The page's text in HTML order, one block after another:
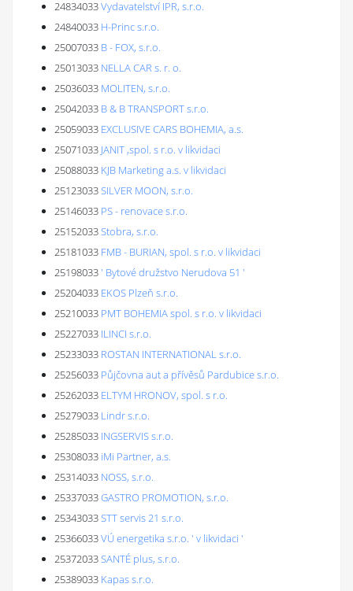
24834033Vydavatelství IPR, s.r.o.
24840033 H-Princ s.r.o.
25007033 B - FOX, s.r.o.
25013033 NELLA CAR s. r. o.
25036033 MOLITEN, s.r.o.
25042033 B & B TRANSPORT s.r.o.
25059033 EXCLUSIVE CARS BOHEMIA, a.s.
25071033 JANIT ,spol. s r.o. v likvidaci
25088033 KJB Marketing a.s. v likvidaci
25123033SILVER MOON, s.r.o.
25146033 PS - renovace s.r.o.
25152033Stobra, s.r.o.
25181033 FMB - BURIAN, spol. s r.o. v likvidaci
25198033' Bytové družstvo Nerudova 51 '
25204033 EKOS Plzeň s.r.o.
25210033 PMT BOHEMIA spol. s r.o. v likvidaci
25227033 ILINCI s.r.o.
25233033 ROSTAN INTERNATIONAL s.r.o.
25256033 Půjčovna aut a přívěsů Pardubice s.r.o.
25262033 ELTYM HRONOV, spol. s r.o.
25279033 Lindr s.r.o.
25285033 INGSERVIS s.r.o.
25308033 iMi Partner, a.s.
25314033 NOSS, s.r.o.
25337033GASTRO PROMOTION, s.r.o.
25343033STT servis 21 s.r.o.
25366033VÚ energetika s.r.o. ' v likvidaci '
25372033SANTÉ plus, s.r.o.
25389033 Kapas s.r.o.